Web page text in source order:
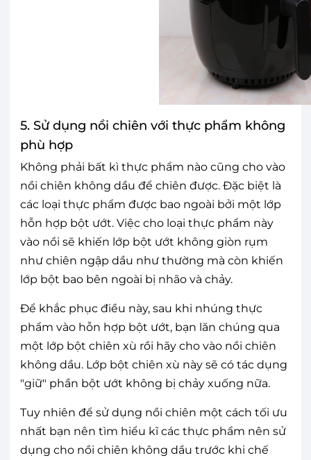
5. Sử dụng nồi chiên với thực phẩm không
phù hợp
Không phải bất kì thực phẩm nào cũng cho vào
nồi chiên không dầu để chiên được. Đặc biệt là
các loại thực phẩm được bao ngoài bởi một lớp
hỗn hợp bột ướt. Việc cho loại thực phẩm này
vào nồi sẽ khiến lớp bột ướt không giòn rụm
như chiên ngập dầu như thường mà còn khiến
lớp bột bao bên ngoài bị nhão và chảy.
Để khắc phục điều này, sau khi nhúng thực
phẩm vào hỗn hợp bột ướt, bạn lăn chúng qua
một lớp bột chiên xù rồi hãy cho vào nồi chiên
không dầu. Lớp bột chiên xù này sẽ có tác dụng
"giữ" phần bột ướt không bị chảy xuống nữa.
Tuy nhiên để sử dụng nồi chiên một cách tối ưu
nhất bạn nên tìm hiểu kĩ các thực phẩm nên sử
dụng cho nồi chiên không dầu trước khi chế